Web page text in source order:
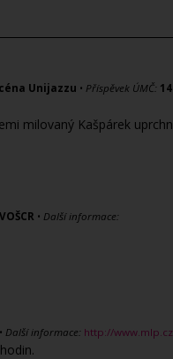
Unijazzu • Příspěvek ÚMČ:
milovaný Kašpárek
• Další informace:
• Další informace: http://www.mlp.cz